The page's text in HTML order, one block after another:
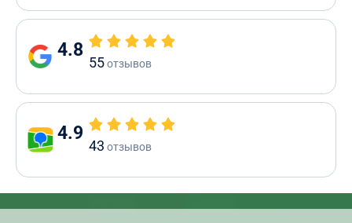
4.8
55отзывов
4.9
43 отзывов